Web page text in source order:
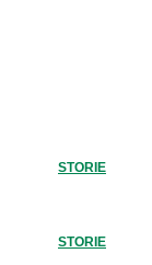
STORIE
STORIE